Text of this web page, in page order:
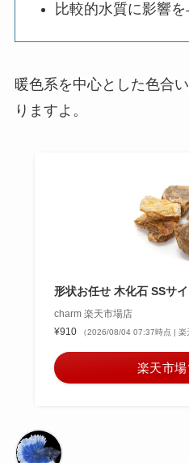
比較的水質に影響
暖色系を中心とした色合
りますよ。
形状お任せ 木化石 SSサ
charm 楽天市場店
¥910
（2026/08/04 07:37時点 | 楽
楽天市